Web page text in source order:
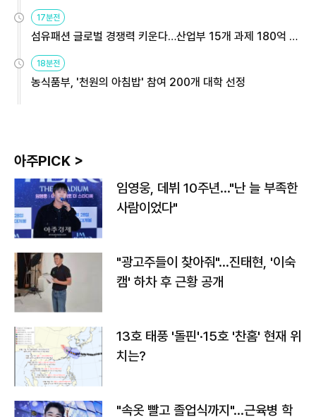
17분전
섬유패션 글로벌 경쟁력 키운다…산업부 15개 과제 180억 지
18분전
농식품부, '천원의 아침밥' 참여 200개 대학 선정
아주PICK >
임영웅, 데뷔 10주년…"난 늘 부족한
사람이었다"
"광고주들이 찾아줘"…진태현, '이숙
캠' 하차 후 근황 공개
13호 태풍 '돌핀'·15호 '찬홈' 현재 위
치는?
"속옷 빨고 졸업식까지"…근육병 학